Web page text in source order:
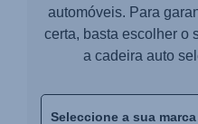
automóveis. Para
certa, basta escolher o
a cadeira auto